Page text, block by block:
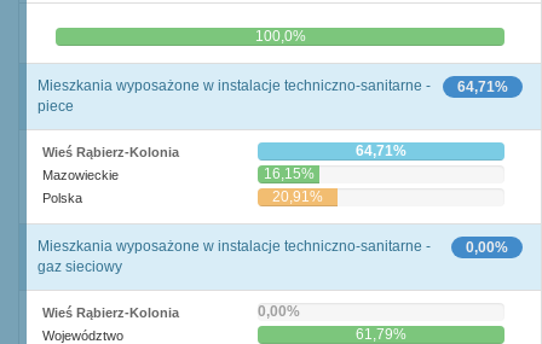
0,0% 100,0%
64,71%
Mieszkania wyposażone w instalacje techniczno-sanitarne -
piece
Wieś Rąbierz-Kolonia 64,71%
Mazowieckie 16,15%
Polska 20,91%
0,00%
Mieszkania wyposażone w instalacje techniczno-sanitarne -
gaz sieciowy
Wieś Rąbierz-Kolonia 0,00%
Województwo 61,79%